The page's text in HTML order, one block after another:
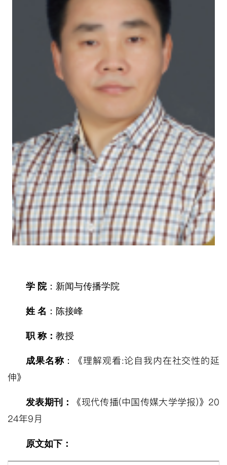
学 院：新闻与传播学院
姓 名 ：陈接峰
职 称： 教授
成果名称：
《理解观看:论自我内在社交性的延
伸》
发表期刊：
《现代传播(中国传媒大学学报)》20
24年9月
原文如下：